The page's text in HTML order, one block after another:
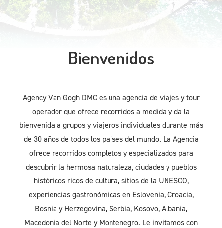
Bienvenidos
Agency Van Gogh DMC es una agencia de viajes y tour
operador que ofrece recorridos a medida y da la
bienvenida a grupos y viajeros individuales durante más
de 30 años de todos los países del mundo. La Agencia
ofrece recorridos completos y especializados para
descubrir la hermosa naturaleza, ciudades y pueblos
históricos ricos de cultura, sitios de la UNESCO,
experiencias gastronómicas en Eslovenia, Croacia,
Bosnia y Herzegovina, Serbia, Kosovo, Albania,
Macedonia del Norte y Montenegro. Le invitamos con